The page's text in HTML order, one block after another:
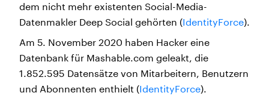
dem nicht mehr existenten Social-Media-
Datenmakler Deep Social gehörten (IdentityForce).
Am 5. November 2020 haben Hacker eine
Datenbank für Mashable.com geleakt, die
1.852.595 Datensätze von Mitarbeitern, Benutzern
und Abonnenten enthielt (IdentityForce).